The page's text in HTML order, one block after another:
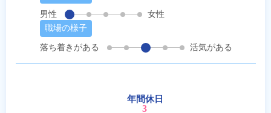
男性
女性
職場の様子
落ち着きがある
活気がある